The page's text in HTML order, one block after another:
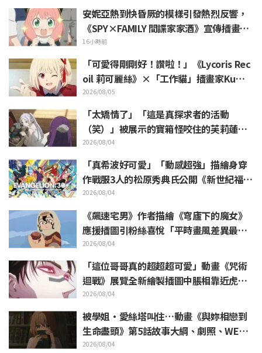
安妮亞熱到快昏厥的模樣引發熱烈反響，
《SPY×FAMILY 間諜家家酒》宣傳插畫
「安妮亞、融化掉了」
16小時前
「可愛得剛剛好！讚啦！」《Lycoris Rec
oil 莉可麗絲》×「工作貓」插畫家Kuma
mine合作消息公開 引發「讚啦！」熱烈
迴響
2026/08/05
「太矯情了」「這是真探求者的活動
（笑）」被展示的寶箱怪咬住的芙莉蓮玩
偶引來大量吐槽《葬送的芙莉蓮》
2026/08/04
「真希波好可愛」「動感超強」描繪身穿
作戰服3人的松原秀典氏公開《新世紀福音
戰士》美麗手繪插圖引發反響
2026/08/04
《飆速宅男》作者描繪《穹廬下的魔女》
應援插圖引粉絲喜悅「平時畫風差異最大
的人畫出來就是這樣」
2026/08/04
「這位哥哥真的超超超可愛」動畫《咒術
迴戰》展覽全新繪製插圖中脹相靠近虎杖
悠仁 粉絲無比喜悅
2026/08/04
被學姐·愛絲塔叫住…動畫《與妳相戀到
生命盡頭》第5話故事大綱、劇照、WEB
預告、單集海報公開
2026/08/04